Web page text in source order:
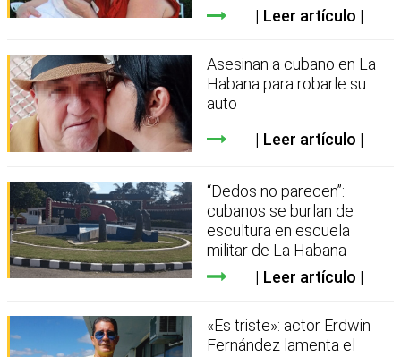
Leer artículo
Asesinan a cubano en La
Habana para robarle su
auto
Leer artículo
“Dedos no parecen”:
cubanos se burlan de
escultura en escuela
militar de La Habana
Leer artículo
«Es triste»: actor Erdwin
Fernández lamenta el